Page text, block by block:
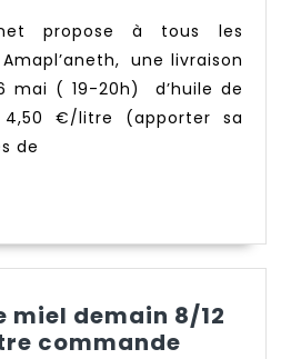
Amapl’aneth, une livraison
mai ( 19-20h) d’huile de
€/litre (apporter sa
de
demain 8/12
commande